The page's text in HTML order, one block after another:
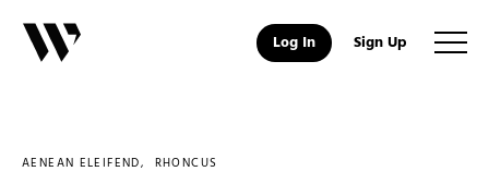
Log In Sign Up
AENEAN ELEIFEND RHONCUS